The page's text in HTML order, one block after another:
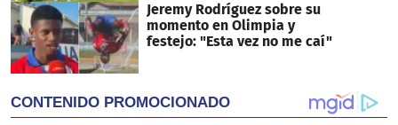
Jeremy Rodríguez sobre su
momento en Olimpia y
festejo: "Esta vez no me caí"